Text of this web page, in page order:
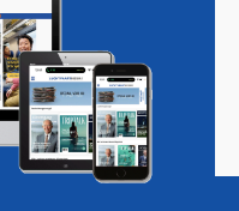
Vacatures